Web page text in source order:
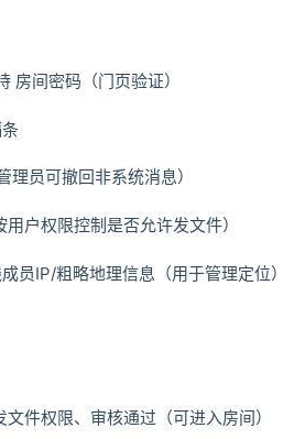
房间密码（门页验证）
员可撤回非系统消息）
户权限控制是否允许发文件）
员IP/粗略地理信息（用于管理定位）
件权限、审核通过（可进入房间）